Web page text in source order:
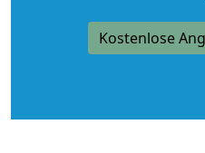
Kostenlose